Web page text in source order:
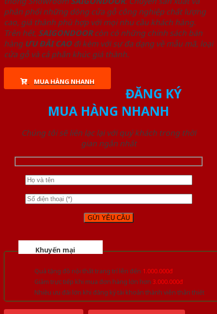
phân phối những dòng cửa gỗ công nghiệp chất lượng
cao, giá thành phù hợp với mọi nhu cầu khách hàng.
Trên hết, SAIGONDOORcòn có những chính sách bán
hàng ƯU ĐÃI CAOđi kèm với sự đa dạng về mẫu mã, loại
cửa gỗ và cả phân khúc giá thành.
MUA HÀNG NHANH
ĐĂNG KÝ
MUA HÀNG NHANH
Chúng tôi sẽ liên lạc lại với quý khách trong thời
gian ngắn nhất
Khuyến mại
Quà tặng đồ nội thất trang trí lên đến 1.000.000đ
Giảm trực tiếp khi mua đơn hàng lớn hơn 3.000.000đ
Nhiều ưu đãi lớn khi đăng ký tài khoản thành viên thân thiết